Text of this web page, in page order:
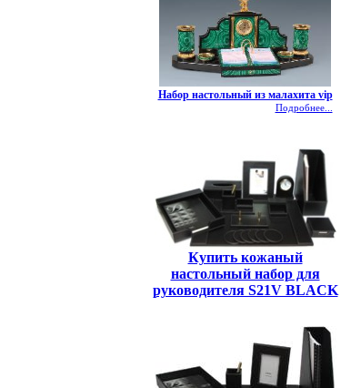
Набор настольный из малахита vip
Подробнее...
Купить кожаный
настольный набор для
руководителя S21V BLACK